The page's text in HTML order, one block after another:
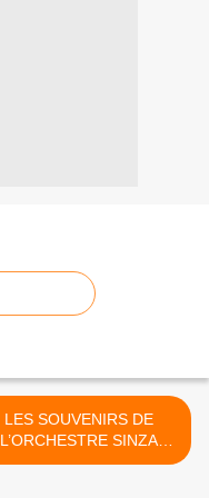
LES SOUVENIRS DE
L’ORCHESTRE SINZA
KOTOKO >